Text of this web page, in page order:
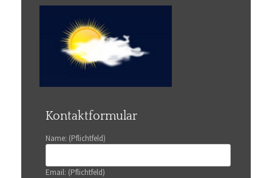
Kontaktformular
Name: (Pflichtfeld)
Email: (Pflichtfeld)